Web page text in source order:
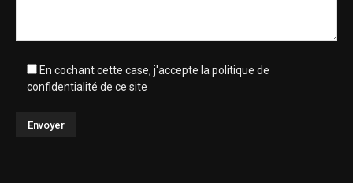
En cochant cette case, j'accepte la politique de
confidentialité de ce site